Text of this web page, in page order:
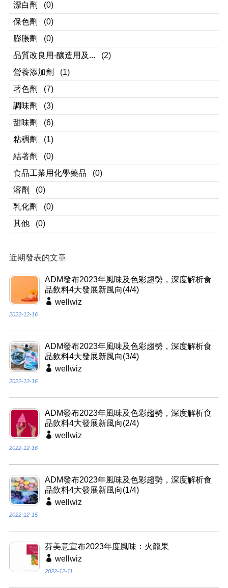
漂白劑
(0)
保色劑
(0)
膨脹劑
(0)
品質改良用-釀造用及...
(2)
營養添加劑
(1)
著色劑
(7)
調味劑
(3)
甜味劑
(6)
粘稠劑
(1)
結著劑
(0)
食品工業用化學藥品
(0)
溶劑
(0)
乳化劑
(0)
其他
(0)
近期發表的文章
ADM發布2023年風味及色彩趨勢，深度解析食
品飲料4大發展新風向(4/4)
wellwiz
2022-12-16
ADM發布2023年風味及色彩趨勢，深度解析食
品飲料4大發展新風向(3/4)
wellwiz
2022-12-16
ADM發布2023年風味及色彩趨勢，深度解析食
品飲料4大發展新風向(2/4)
wellwiz
2022-12-16
ADM發布2023年風味及色彩趨勢，深度解析食
品飲料4大發展新風向(1/4)
wellwiz
2022-12-15
芬美意宣布2023年度風味：火龍果
wellwiz
2022-12-11